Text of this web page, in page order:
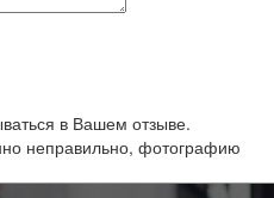
в Вашем отзыве.
неправильно, фотографию